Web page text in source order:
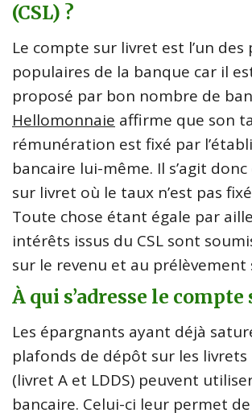
(CSL) ?
Le compte sur livret est l’un
populaires de la banque car il
proposé par bon nombre de
Hellomonnaie affirme que son
rémunération est fixé par
bancaire lui-même. Il s’agit donc
sur livret où le taux n’est pas
Toute chose étant égale par
intérêts issus du CSL sont
sur le revenu et au prélèvement
À qui s’adresse le
Les épargnants ayant déjà
plafonds de dépôt sur les
(livret A et LDDS) peuvent
bancaire. Celui-ci leur permet de